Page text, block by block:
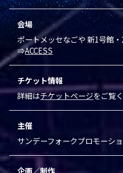
会場
ポートメッセなごや 新1号館
⇒ACCESS
チケット情報
詳細はチケットページをご覧
主催
サンデーフォークプロモーシ
企画／制作